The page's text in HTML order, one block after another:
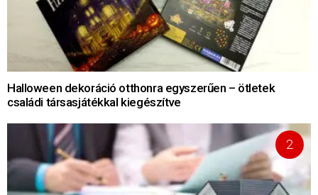
Halloween dekoráció otthonra egyszerűen – ötletek
családi társasjátékkal kiegészítve